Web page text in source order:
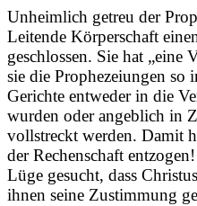
Unheimlich getreu der
Leitende Körperschaft
geschlossen. Sie hat
sie die Prophezeiungen so
Gerichte entweder in die
wurden oder angeblich in
vollstreckt werden. Damit
der Rechenschaft
Lüge gesucht, dass
ihnen seine Zustimmung